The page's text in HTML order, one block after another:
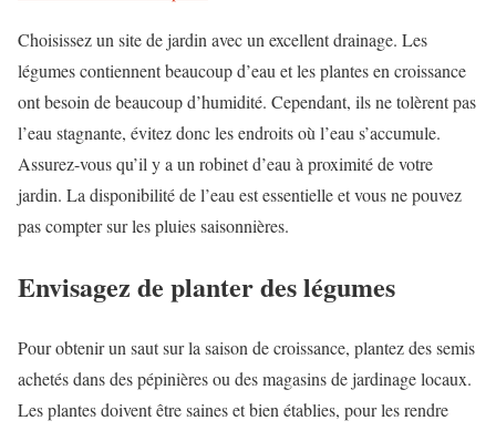
Choisissez un site de jardin avec un excellent drainage. Les
légumes contiennent beaucoup d’eau et les plantes en croissance
ont besoin de beaucoup d’humidité. Cependant, ils ne tolèrent pas
l’eau stagnante, évitez donc les endroits où l’eau s’accumule.
Assurez-vous qu’il y a un robinet d’eau à proximité de votre
jardin. La disponibilité de l’eau est essentielle et vous ne pouvez
pas compter sur les pluies saisonnières.
Envisagez de planter des légumes
Pour obtenir un saut sur la saison de croissance, plantez des semis
achetés dans des pépinières ou des magasins de jardinage locaux.
Les plantes doivent être saines et bien établies, pour les rendre